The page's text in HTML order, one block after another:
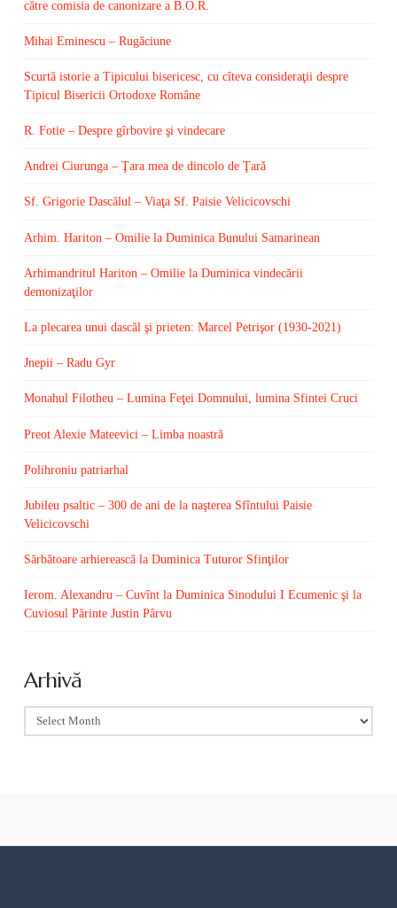
către comisia de canonizare a B.O.R.
Mihai Eminescu – Rugăciune
Scurtă istorie a Tipicului bisericesc, cu cîteva consideraţii despre
Tipicul Bisericii Ortodoxe Române
R. Fotie – Despre gîrbovire şi vindecare
Andrei Ciurunga – Ţara mea de dincolo de Ţară
Sf. Grigorie Dascălul – Viaţa Sf. Paisie Velicicovschi
Arhim. Hariton – Omilie la Duminica Bunului Samarinean
Arhimandritul Hariton – Omilie la Duminica vindecării
demonizaţilor
La plecarea unui dascăl şi prieten: Marcel Petrişor (1930-2021)
Jnepii – Radu Gyr
Monahul Filotheu – Lumina Feţei Domnului, lumina Sfintei Cruci
Preot Alexie Mateevici – Limba noastră
Polihroniu patriarhal
Jubileu psaltic – 300 de ani de la naşterea Sfîntului Paisie
Velicicovschi
Sărbătoare arhierească la Duminica Tuturor Sfinţilor
Ierom. Alexandru – Cuvînt la Duminica Sinodului I Ecumenic şi la
Cuviosul Părinte Justin Pârvu
Arhivă
Arhivă